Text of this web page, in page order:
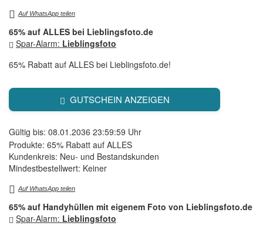
Auf WhatsApp teilen
65% auf ALLES bei Lieblingsfoto.de
Spar-Alarm: Lieblingsfoto
65% Rabatt auf ALLES bei Lieblingsfoto.de!
GUTSCHEIN ANZEIGEN
Gültig bis: 08.01.2036 23:59:59 Uhr
Produkte: 65% Rabatt auf ALLES
Kundenkreis: Neu- und Bestandskunden
Mindestbestellwert: Keiner
Auf WhatsApp teilen
65% auf Handyhüllen mit eigenem Foto von Lieblingsfoto.de
Spar-Alarm: Lieblingsfoto